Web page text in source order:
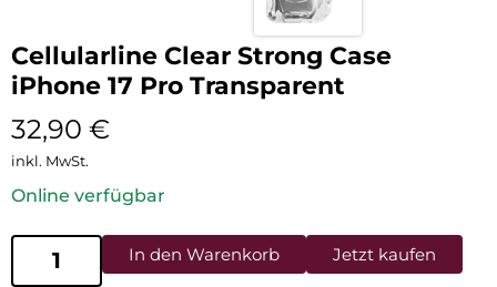
Cellularline Clear Strong Case
iPhone 17 Pro Transparent
32,90 €
inkl. MwSt.
Online verfügbar
In den Warenkorb Jetzt kaufen